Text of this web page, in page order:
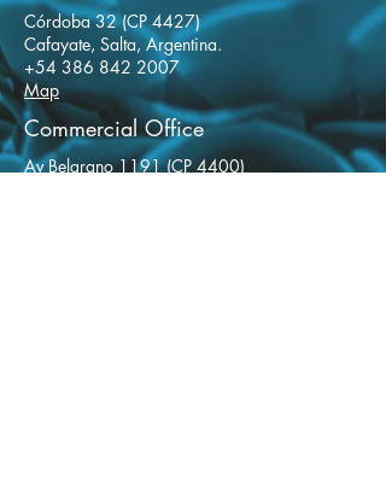
Córdoba 32 (CP 4427)
Cafayate, Salta, Argentina.
+54 386 842 2007
Map
Commercial Office
Av Belgrano 1191 (CP 4400)